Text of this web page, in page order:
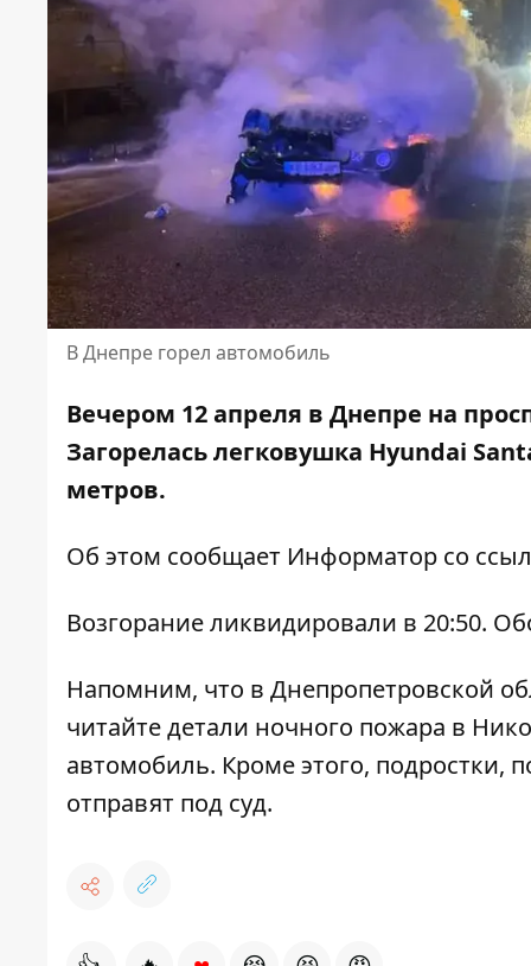
В Днепре горел автомобиль
Вечером 12 апреля в Днепре на
Загорелась легковушка Hyundai
метров.
Об этом сообщает Информатор со
Возгорание ликвидировали в 20:50.
Напомним, что в Днепропетровской
читайтедетали ночного пожара в
автомобиль. Кроме этого, подростки,
отправят под суд.